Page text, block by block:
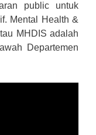
public untuk
Mental Health &
MHDIS adalah
Departemen